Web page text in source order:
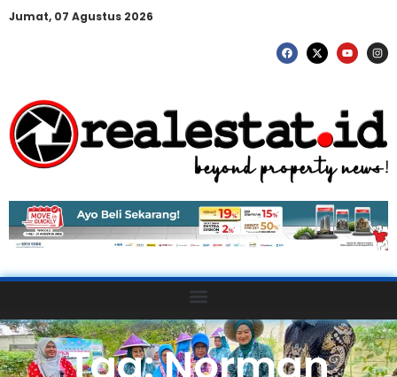
Jumat, 07 Agustus 2026